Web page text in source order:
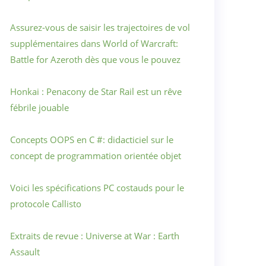
Assurez-vous de saisir les trajectoires de vol
supplémentaires dans World of Warcraft:
Battle for Azeroth dès que vous le pouvez
Honkai : Penacony de Star Rail est un rêve
fébrile jouable
Concepts OOPS en C #: didacticiel sur le
concept de programmation orientée objet
Voici les spécifications PC costauds pour le
protocole Callisto
Extraits de revue : Universe at War : Earth
Assault